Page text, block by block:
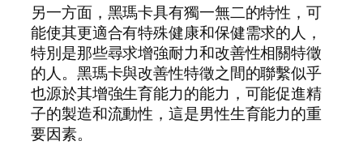
另一方面，黑瑪卡具有獨一無二的特性，可
能使其更適合有特殊健康和保健需求的人，
特別是那些尋求增強耐力和改善性相關特徵
的人。黑瑪卡與改善性特徵之間的聯繫似乎
也源於其增強生育能力的能力，可能促進精
子的製造和流動性，這是男性生育能力的重
要因素。